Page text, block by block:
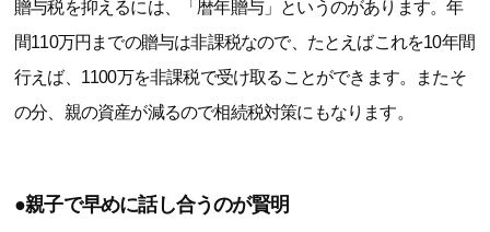
贈与税を抑えるには、「暦年贈与」というのがあります。年
間110万円までの贈与は非課税なので、たとえばこれを10年間
行えば、1100万を非課税で受け取ることができます。またそ
の分、親の資産が減るので相続税対策にもなります。
●親子で早めに話し合うのが賢明